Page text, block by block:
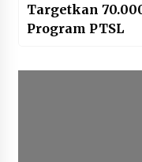
Targetkan
Program PTSL